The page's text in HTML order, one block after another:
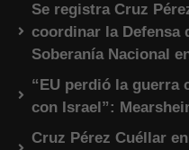
Se registra Cruz
coordinar la Defensa
Soberanía Nacional
“EU perdió la guerra
con Israel”:
Cruz Pérez Cuéllar